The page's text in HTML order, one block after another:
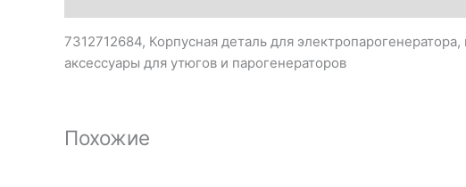
7312712684, Корпусная деталь для
аксессуары для утюгов и парогенераторов
Похожие